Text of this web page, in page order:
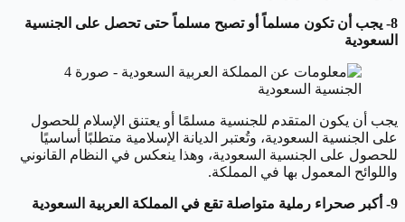
8- يجب أن تكون مسلماً أو تصبح مسلماً حتى تحصل على الجنسية
السعودية
الجنسية السعودية
يجب أن يكون المتقدم للجنسية مسلمًا أو يعتنق الإسلام للحصول
على الجنسية السعودية، وتُعتبر الديانة الإسلامية متطلبًا أساسيًا
للحصول على الجنسية السعودية، وهذا ينعكس في النظام القانوني
واللوائح المعمول بها في المملكة.
9- أكبر صحراء رملية متواصلة تقع في المملكة العربية السعودية